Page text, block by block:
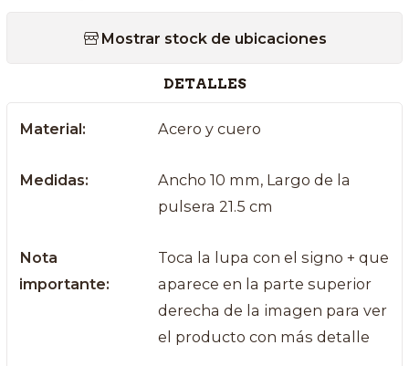
Mostrar stock de ubicaciones
DETALLES
Material: Acero y cuero
Medidas:
Ancho 10 mm, Largo de la
pulsera 21.5 cm
Nota
importante:
Toca la lupa con el signo + que
aparece en la parte superior
derecha de la imagen para ver
el producto con más detalle